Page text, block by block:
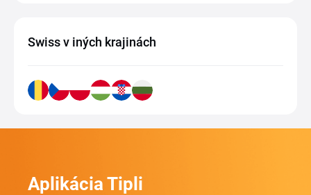
Swiss v iných krajinách
Aplikácia Tipli